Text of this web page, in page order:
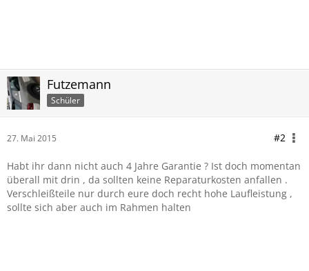
Futzemann
Schüler
27. Mai 2015 #2
Habt ihr dann nicht auch 4 Jahre Garantie ? Ist doch momentan
überall mit drin , da sollten keine Reparaturkosten anfallen .
Verschleißteile nur durch eure doch recht hohe Laufleistung ,
sollte sich aber auch im Rahmen halten